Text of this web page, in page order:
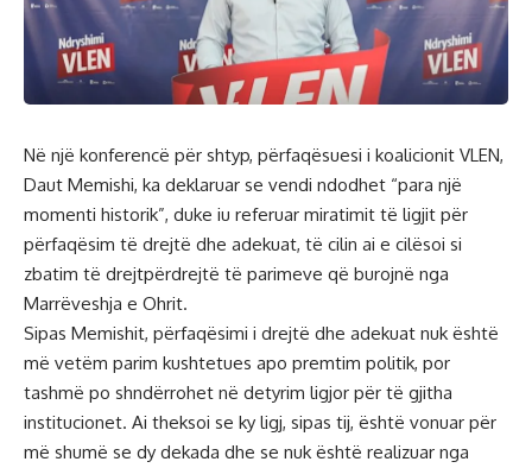
Në një konferencë për shtyp, përfaqësuesi i koalicionit VLEN,
Daut Memishi, ka deklaruar se vendi ndodhet “para një
momenti historik”, duke iu referuar miratimit të ligjit për
përfaqësim të drejtë dhe adekuat, të cilin ai e cilësoi si
zbatim të drejtpërdrejtë të parimeve që burojnë nga
Marrëveshja e Ohrit.
Sipas Memishit, përfaqësimi i drejtë dhe adekuat nuk është
më vetëm parim kushtetues apo premtim politik, por
tashmë po shndërrohet në detyrim ligjor për të gjitha
institucionet. Ai theksoi se ky ligj, sipas tij, është vonuar për
më shumë se dy dekada dhe se nuk është realizuar nga